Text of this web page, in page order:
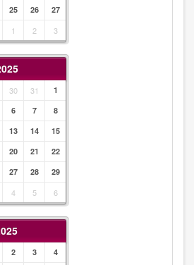
25 26
27
1 2 3
30 31
1
6 7
8
13 14
15
20 21
22
27 28
29
4 5 6
2 3 4